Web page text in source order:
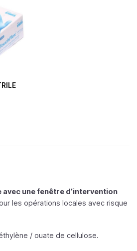
une fenêtre d’intervention
les opérations locales avec risque
/ ouate de cellulose.